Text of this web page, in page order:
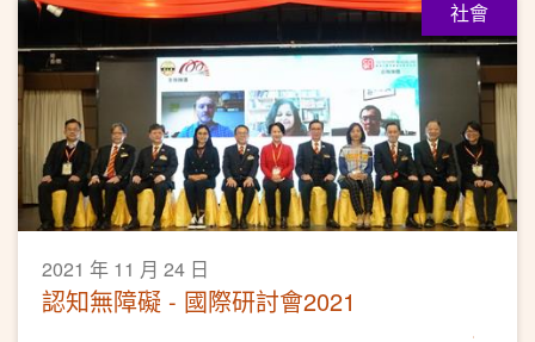
社會
2021 年 11 月 24 日
認知無障礙 - 國際研討會2021